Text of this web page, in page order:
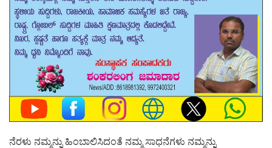
ನೆರಳು ನಮ್ಮನ್ನು ಹಿಂಬಾಲಿಸಿದಂತೆ ನಮ್ಮ ಸಾಧನೆಗಳು ನಮ್ಮನ್ನು